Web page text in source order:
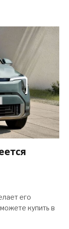
его
купить в